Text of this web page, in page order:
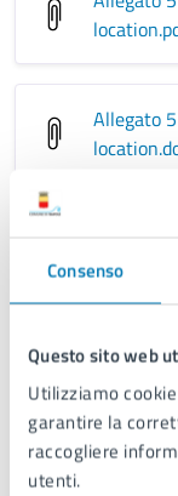
Consenso
Questo sito web
Utilizziamo
garantire la
raccogliere
utenti.
location
Allegato
location
CV